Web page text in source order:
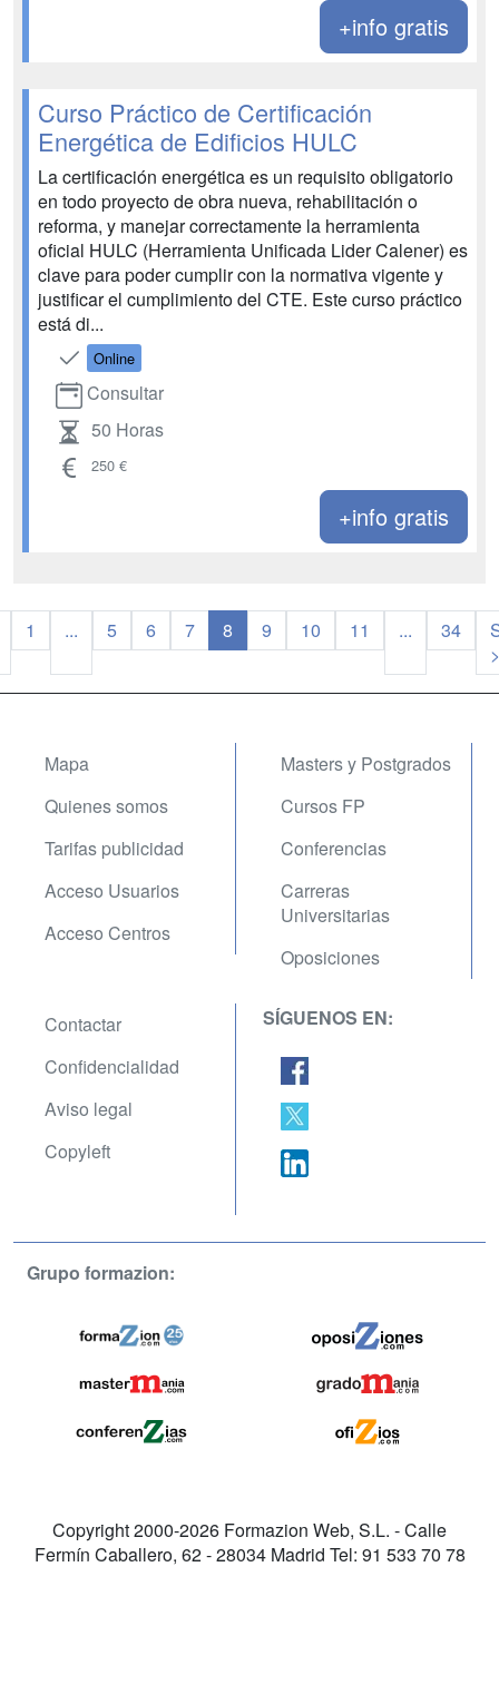
+info gratis
Curso Práctico de Certificación
Energética de Edificios HULC
La certificación energética es un requisito obligatorio
en todo proyecto de obra nueva, rehabilitación o
reforma, y manejar correctamente la herramienta
oficial HULC (Herramienta Unificada Lider Calener) es
clave para poder cumplir con la normativa vigente y
justificar el cumplimiento del CTE. Este curso práctico
está di...
Online
Consultar
50 Horas
250 €
+info gratis
1 ... 5 6 7 8 9 10 11 ... 34
>
Mapa
Quienes somos
Tarifas publicidad
Acceso Usuarios
Acceso Centros
Masters y Postgrados
Cursos FP
Conferencias
Carreras
Universitarias
Oposiciones
Contactar
Confidencialidad
Aviso legal
Copyleft
SÍGUENOS EN:
Grupo formazion:
Copyright 2000-2026 Formazion Web, S.L. - Calle
Fermín Caballero, 62 - 28034 Madrid Tel: 91 533 70 78